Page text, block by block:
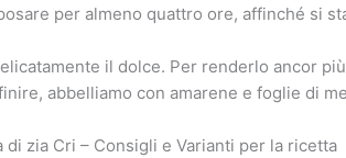
per almeno quattro ore, affinché si
il dolce. Per renderlo ancor
abbelliamo con amarene e foglie di
zia Cri – Consigli e Varianti per la ricetta